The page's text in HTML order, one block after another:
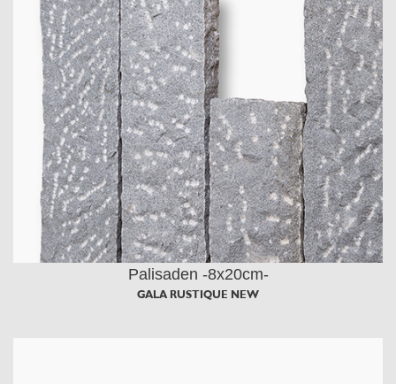
Palisaden -8x20cm-
GALA RUSTIQUE NEW